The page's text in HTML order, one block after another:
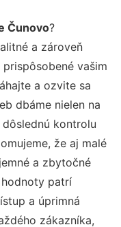
Čunovo?
a zároveň
vašim
a ozvite sa
dbáme nielen na
kontrolu
že aj malé
a zbytočné
patrí
a úprimná
zákazníka,